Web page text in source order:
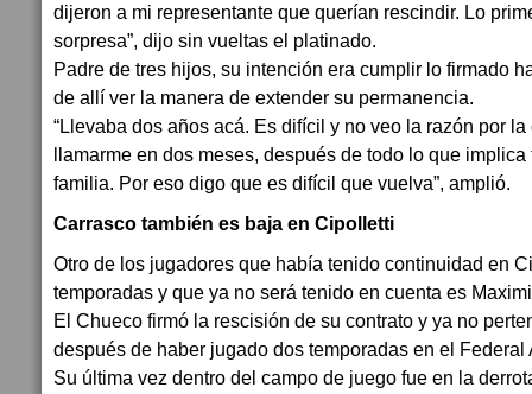
dijeron a mi representante que querían rescindir. Lo
sorpresa”, dijo sin vueltas el platinado.
Padre de tres hijos, su intención era cumplir lo firmado
de allí ver la manera de extender su permanencia.
“Llevaba dos años acá. Es difícil y no veo la razón por
llamarme en dos meses, después de todo lo que
familia. Por eso digo que es difícil que vuelva”, amplió.
Carrasco también es baja en Cipolletti
Otro de los jugadores que había tenido continuidad en
temporadas y que ya no será tenido en cuenta es
El Chueco firmó la rescisión de su contrato y ya no
después de haber jugado dos temporadas en el Federal
Su última vez dentro del campo de juego fue en la